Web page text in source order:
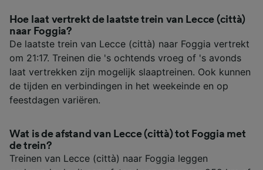
Hoe laat vertrekt de laatste trein van Lecce (città)
naar Foggia?
De laatste trein van Lecce (città) naar Foggia vertrekt
om 21:17. Treinen die 's ochtends vroeg of 's avonds
laat vertrekken zijn mogelijk slaaptreinen. Ook kunnen
de tijden en verbindingen in het weekeinde en op
feestdagen variëren.
Wat is de afstand van Lecce (città) tot Foggia met
de trein?
Treinen van Lecce (città) naar Foggia leggen